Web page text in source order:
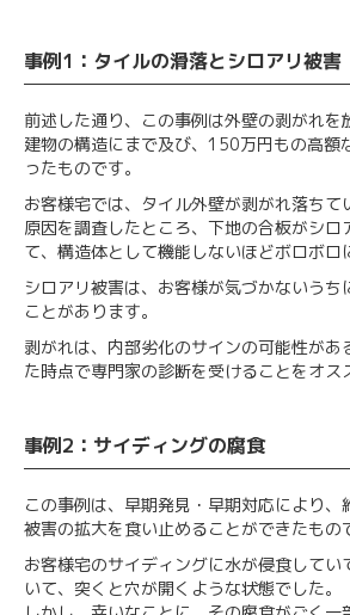
事例1：タイルの滑落とシロアリ被害
前述した通り、この事例は外壁の剥がれを
建物の構造にまで及び、150万円もの高額
ったものです。
お客様宅では、タイル外壁が剥がれ落ちて
原因を調査したところ、下地の合板がシロ
て、構造体として機能しないほどボロボロ
シロアリ被害は、お客様が気づかないうち
ことがあります。
剥がれは、内部劣化のサインの可能性があ
た時点で専門家の診断を受けることをオス
事例2：サイディングの腐食
この事例は、早期発見・早期対応により
被害の拡大を食い止めることができたもの
お客様宅のサイディングに水が侵食してい
いて、突くと穴が開くような状態でした。